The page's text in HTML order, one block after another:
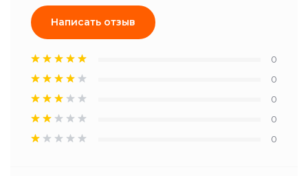
Написать отзыв
0
0
0
0
0